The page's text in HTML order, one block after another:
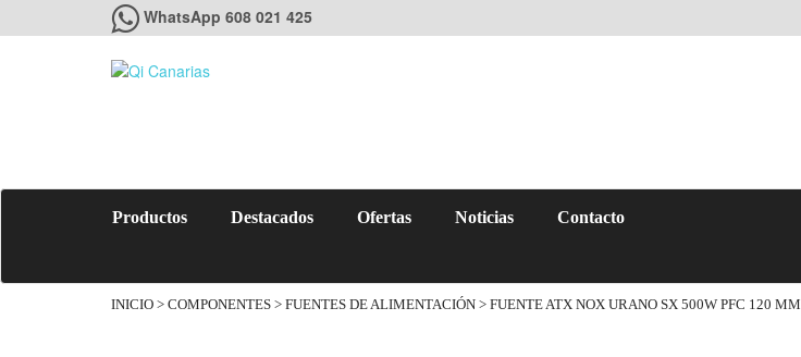
WhatsApp 608 021 425
Productos Destacados Ofertas Noticias Contacto
INICIO > COMPONENTES > FUENTES DE ALIMENTACIÓN > FUENTE ATX NOX URANO SX 500W PFC 120 MM